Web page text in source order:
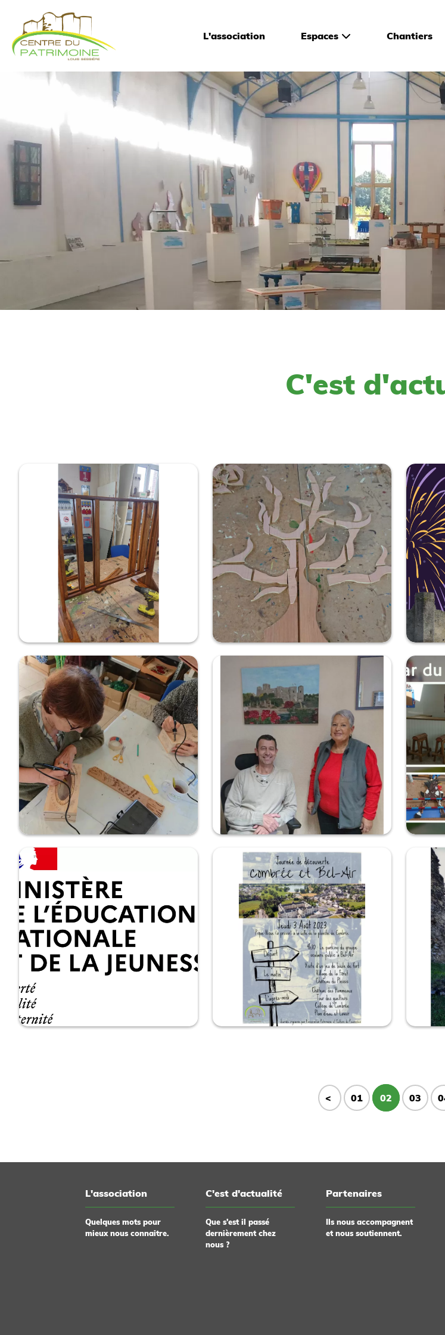
L'association Espaces Chantiers
C'est
Puissance 4 géant de l'accueil de jour de
l'EPMS
Les 8 résident(e)s de l'accueil de jour de l'EPMS de
l'Anjou travaillent depuis le mois d'octobre à la
fabrication d'un jeu de puissance 4 géant. Ce
travail complexe de menuiserie composé de pièc...
L'arbre de vie
On est prêt... Ce lundi débute un projet autour d'un
arbre de vie avec les résidents du foyer logement
de Pouancé. Dans sa finition l'arbre de vie aura
l'allure d'un élément tout droit sorti des...
Toute
d'année
Quelques clichés des travaux de nos
retraités
Nouvelle journée d'activité pour les groupes de
retraités du mardi. De nombreuses créations ont
été fournis par nos aînés dans une ambiance
conviviale renforcée par une pause café. Voici
que...
Il y a des cadeaux qui font plaisir... Très très plaisir.
Un grand merci à Marie Christine Galisson pour
m'avoir offert son œuvre tout droit issue de la
pointe de son pinceau et représentant ce m...
On a
notre
du
< 01 02 03
L'association
Quelques mots pour
mieux nous connaitre.
C'est d'actualité
Que s'est il passé
dernièrement chez
nous ?
Partenaires
Ils nous accompagnent
et nous soutiennent.